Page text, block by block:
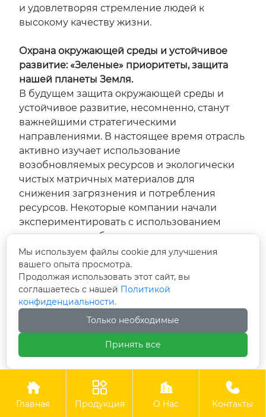
и удовлетворяя стремление людей к
высокому качеству жизни.
Охрана окружающей среды и устойчивое
развитие: «Зеленые» приоритеты, защита
нашей планеты Земля.
В будущем защита окружающей среды и
устойчивое развитие, несомненно, станут
важнейшими стратегическими
направлениями. В настоящее время отрасль
активно изучает использование
возобновляемых ресурсов и экологически
чистых матричных материалов для
снижения загрязнения и потребления
ресурсов. Некоторые компании начали
экспериментировать с использованием
смол на основе биомассы в качестве
матричных материалов в сочетании со
стекловолокном, что значительно снижает
выбросы углерода при производстве
композитных материалов. Одновременно с
этим ключевой задачей является разработка
перерабатываемых и биоразлагаемых
композитных материалов с использованием
инновационных технологий для упрощения
воздействия на окружающую среду, тем
самым способствуя устойчивому развитию
планеты.

Главная

Продукция

О Hас

Контакты
Мы используем файлы cookie для улучшения
вашего опыта просмотра.
Продолжая использовать этот сайт, вы
соглашаетесь с нашей Политикой
конфиденциальности.
Только необходимые
Принять все